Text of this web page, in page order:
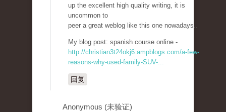
up the excellent high quality writing, it is
uncommon to
peer a great weblog like this one nowadays..
My blog post: spanish course online -
http://christian3t24okj6.ampblogs.com/a-few-
reasons-why-used-family-SUV-...
回复
Anonymous (未验证)